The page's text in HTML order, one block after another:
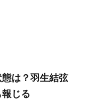
は？羽生結弦
じる